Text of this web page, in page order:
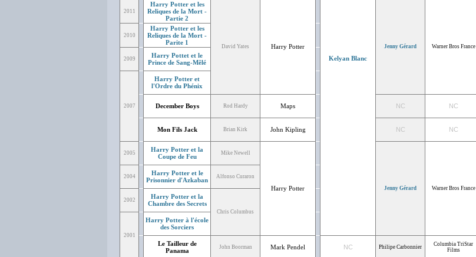
Kelyan Blanc
2011
Harry Potter et les
Reliques de la Mort -
Partie 2
David Yates Harry Potter Jenny Gérard Warner Bros France
2010
Harry Potter et les
Reliques de la Mort -
Parite 1
2009
Harry Pottet et le
Prince de Sang-Mêlé
2007
Harry Potter et
l'Ordre du Phénix
December Boys Rod Hardy Maps NC NC
Mon Fils Jack Brian Kirk John Kipling NC NC
2005
Harry Potter et la
Coupe de Feu
Mike Newell
Harry Potter Jenny Gérard Warner Bros France
2004
Harry Potter et le
Prisonnier d'Azkaban
Alfonso Curaron
2002
Harry Potter et la
Chambre des Secrets
Chris Columbus
2001
Harry Potter à l'école
des Sorciers
Le Tailleur de
Panama
John Boorman Mark Pendel NC Philipe Carbonnier
Columbia TriStar
Films